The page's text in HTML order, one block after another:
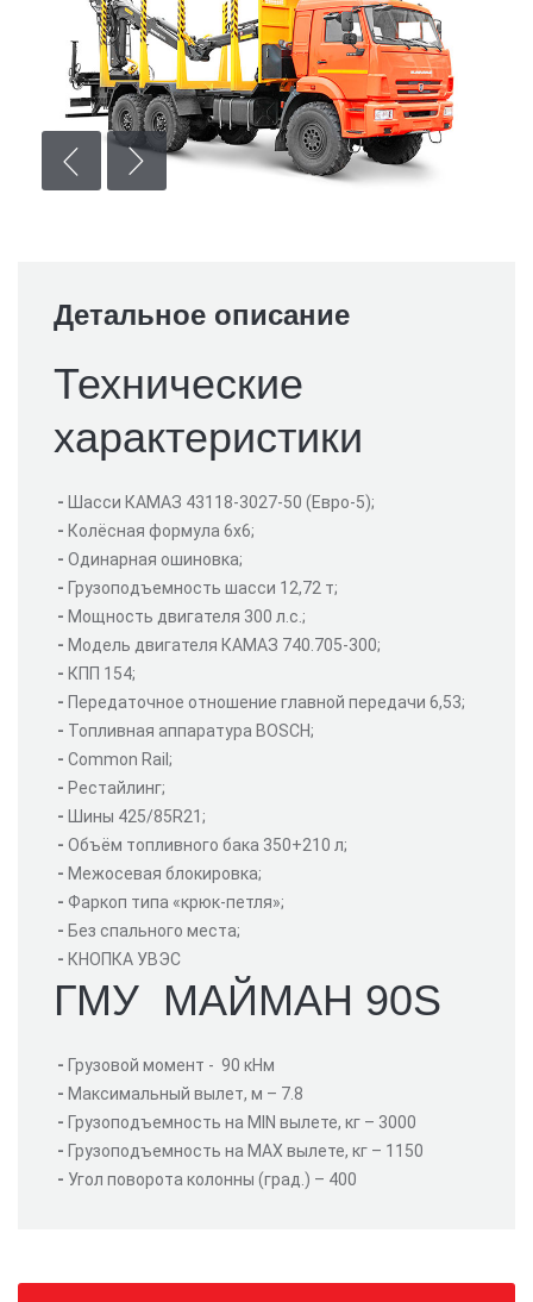
Детальное описание
Технические
характеристики
- Шасси КАМАЗ 43118-3027-50 (Евро-5);
- Колёсная формула 6х6;
- Одинарная ошиновка;
- Грузоподъемность шасси 12,72 т;
- Мощность двигателя 300 л.с.;
- Модель двигателя КАМАЗ 740.705-300;
- КПП 154;
- Передаточное отношение главной передачи 6,53;
- Топливная аппаратура BOSCH;
- Common Rail;
- Рестайлинг;
- Шины 425/85R21;
- Объём топливного бака 350+210 л;
- Межосевая блокировка;
- Фаркоп типа «крюк-петля»;
- Без спального места;
- КНОПКА УВЭС
ГМУ МАЙМАН 90S
- Грузовой момент - 90 кНм
- Максимальный вылет, м – 7.8
- Грузоподъемность на MIN вылете, кг – 3000
- Грузоподъемность на MAX вылете, кг – 1150
- Угол поворота колонны (град.) – 400